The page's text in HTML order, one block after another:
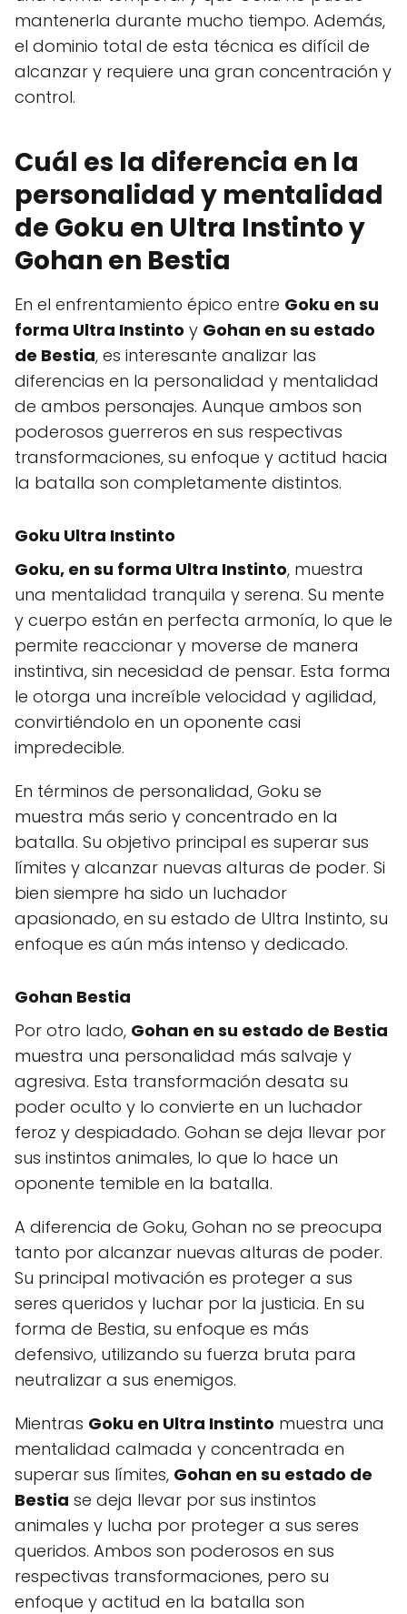
mantenerla durante mucho tiempo. Además,
el dominio total de esta técnica es difícil de
alcanzar y requiere una gran concentración y
control.
Cuál es la diferencia en la
personalidad y mentalidad
de Goku en Ultra Instinto y
Gohan en Bestia
En el enfrentamiento épico entre Goku en su
forma Ultra Instinto y Gohan en su estado
de Bestia, es interesante analizar las
diferencias en la personalidad y mentalidad
de ambos personajes. Aunque ambos son
poderosos guerreros en sus respectivas
transformaciones, su enfoque y actitud hacia
la batalla son completamente distintos.
Goku Ultra Instinto
Goku, en su forma Ultra Instinto, muestra
una mentalidad tranquila y serena. Su mente
y cuerpo están en perfecta armonía, lo que le
permite reaccionar y moverse de manera
instintiva, sin necesidad de pensar. Esta forma
le otorga una increíble velocidad y agilidad,
convirtiéndolo en un oponente casi
impredecible.
En términos de personalidad, Goku se
muestra más serio y concentrado en la
batalla. Su objetivo principal es superar sus
límites y alcanzar nuevas alturas de poder. Si
bien siempre ha sido un luchador
apasionado, en su estado de Ultra Instinto, su
enfoque es aún más intenso y dedicado.
Gohan Bestia
Por otro lado, Gohan en su estado de Bestia
muestra una personalidad más salvaje y
agresiva. Esta transformación desata su
poder oculto y lo convierte en un luchador
feroz y despiadado. Gohan se deja llevar por
sus instintos animales, lo que lo hace un
oponente temible en la batalla.
A diferencia de Goku, Gohan no se preocupa
tanto por alcanzar nuevas alturas de poder.
Su principal motivación es proteger a sus
seres queridos y luchar por la justicia. En su
forma de Bestia, su enfoque es más
defensivo, utilizando su fuerza bruta para
neutralizar a sus enemigos.
Mientras Goku en Ultra Instinto muestra una
mentalidad calmada y concentrada en
superar sus límites, Gohan en su estado de
Bestia se deja llevar por sus instintos
animales y lucha por proteger a sus seres
queridos. Ambos son poderosos en sus
respectivas transformaciones, pero su
enfoque y actitud en la batalla son